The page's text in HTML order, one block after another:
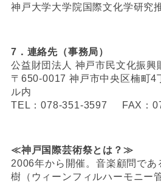
神戸大学大学院国際文化学研究
7．連絡先（事務局）
公益財団法人 神戸市民文化振興
〒650-0017 神戸市中央区楠町4
ル内
TEL：078-351-3597 FAX：
≪神戸国際芸術祭とは？≫
2006年から開催。音楽顧問であ
樹（ウィーンフィルハーモニー